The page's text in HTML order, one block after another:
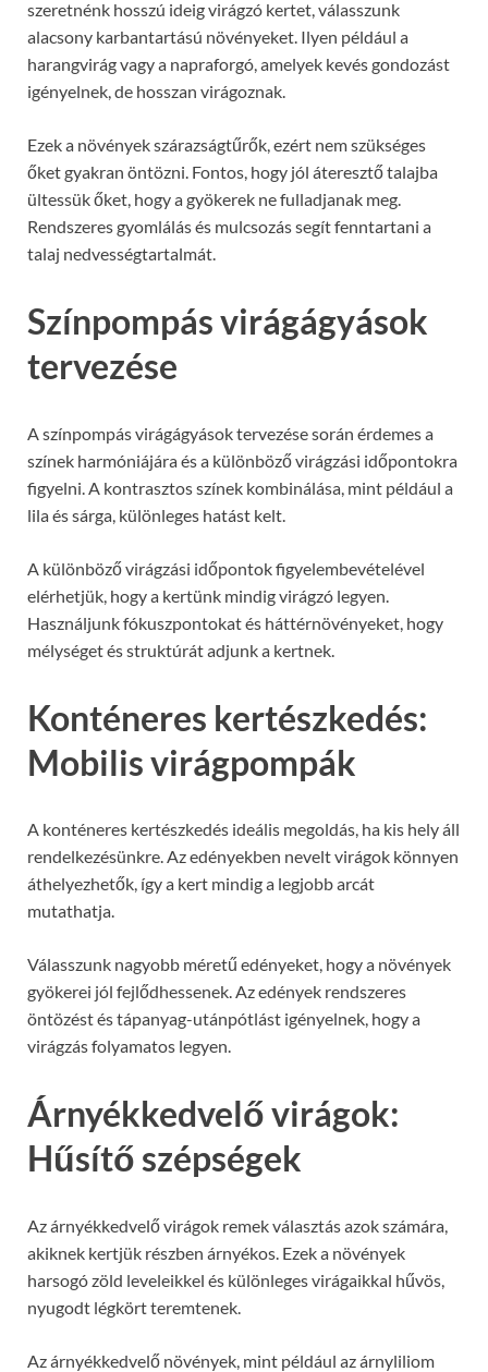
szeretnénk hosszú ideig virágzó kertet, válasszunk
alacsony karbantartású növényeket. Ilyen például a
harangvirág vagy a napraforgó, amelyek kevés gondozást
igényelnek, de hosszan virágoznak.
Ezek a növények szárazságtűrők, ezért nem szükséges
őket gyakran öntözni. Fontos, hogy jól áteresztő talajba
ültessük őket, hogy a gyökerek ne fulladjanak meg.
Rendszeres gyomlálás és mulcsozás segít fenntartani a
talaj nedvességtartalmát.
Színpompás virágágyások
tervezése
A színpompás virágágyások tervezése során érdemes a
színek harmóniájára és a különböző virágzási időpontokra
figyelni. A kontrasztos színek kombinálása, mint például a
lila és sárga, különleges hatást kelt.
A különböző virágzási időpontok figyelembevételével
elérhetjük, hogy a kertünk mindig virágzó legyen.
Használjunk fókuszpontokat és háttérnövényeket, hogy
mélységet és struktúrát adjunk a kertnek.
Konténeres kertészkedés:
Mobilis virágpompák
A konténeres kertészkedés ideális megoldás, ha kis hely áll
rendelkezésünkre. Az edényekben nevelt virágok könnyen
áthelyezhetők, így a kert mindig a legjobb arcát
mutathatja.
Válasszunk nagyobb méretű edényeket, hogy a növények
gyökerei jól fejlődhessenek. Az edények rendszeres
öntözést és tápanyag-utánpótlást igényelnek, hogy a
virágzás folyamatos legyen.
Árnyékkedvelő virágok:
Hűsítő szépségek
Az árnyékkedvelő virágok remek választás azok számára,
akiknek kertjük részben árnyékos. Ezek a növények
harsogó zöld leveleikkel és különleges virágaikkal hűvös,
nyugodt légkört teremtenek.
Az árnyékkedvelő növények, mint például az árnyliliom